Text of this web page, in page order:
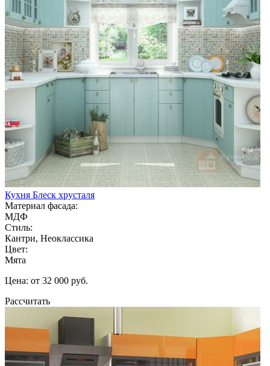
Кухня Блеск хрусталя
Материал фасада:
МДФ
Стиль:
Кантри, Неоклассика
Цвет:
Мята
Цена: от 32 000 руб.
Рассчитать